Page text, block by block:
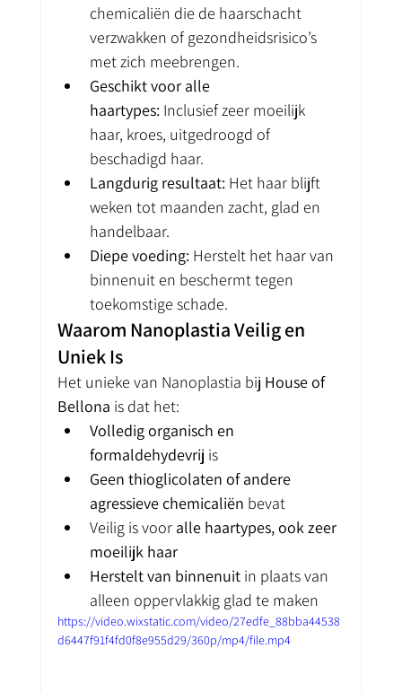
chemicaliën die de haarschacht
verzwakken of gezondheidsrisico’s
met zich meebrengen.
Geschikt voor alle
haartypes: Inclusief zeer moeilijk
haar, kroes, uitgedroogd of
beschadigd haar.
Langdurig resultaat: Het haar blijft
weken tot maanden zacht, glad en
handelbaar.
Diepe voeding: Herstelt het haar van
binnenuit en beschermt tegen
toekomstige schade.
Waarom Nanoplastia Veilig en
Uniek Is
Het unieke van Nanoplastia bij House of
Bellona is dat het:
Volledig organisch en
formaldehydevrij is
Geen thioglicolaten of andere
agressieve chemicaliën bevat
Veilig is voor alle haartypes, ook zeer
moeilijk haar
Herstelt van binnenuit in plaats van
alleen oppervlakkig glad te maken
https://video.wixstatic.com/video/27edfe_88bba44538
d6447f91f4fd0f8e955d29/360p/mp4/file.mp4